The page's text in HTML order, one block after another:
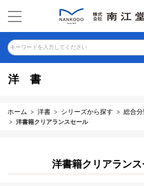
キーワードを入力してください
洋書
ホーム 洋書 シリーズから探す 総合
洋書籍クリアランスセール
洋書籍クリアラン